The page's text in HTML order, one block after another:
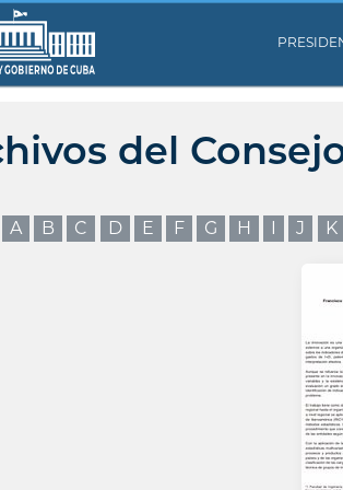
del
A B C D E F G H I J K